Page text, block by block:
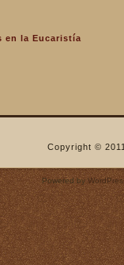
en la Eucaristía
Copyright ©
Powered by